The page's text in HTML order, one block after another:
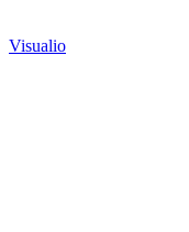
Visualio